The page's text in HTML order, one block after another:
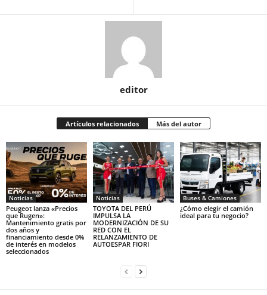
editor
Artículos relacionados Más del autor
Noticias
Peugeot lanza «Precios
que Rugen»:
Mantenimiento gratis por
dos años y
financiamiento desde 0%
de interés en modelos
seleccionados
Noticias
TOYOTA DEL PERÚ
IMPULSA LA
MODERNIZACIÓN DE SU
RED CON EL
RELANZAMIENTO DE
AUTOESPAR FIORI
Buses & Camiones
¿Cómo elegir el camión
ideal para tu negocio?